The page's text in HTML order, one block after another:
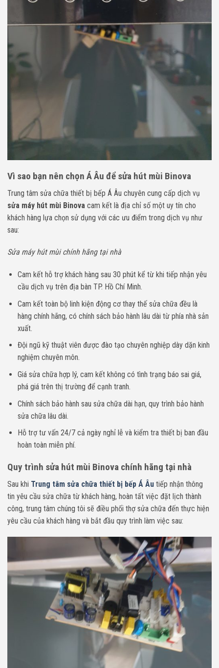
Vì sao bạn nên chọn Á Âu để sửa hút mùi Binova
Trung tâm sửa chữa thiết bị bếp Á Âu chuyên cung cấp dịch vụ
sửa máy hút mùi Binova cam kết là địa chỉ số một uy tín cho
khách hàng lựa chọn sử dụng với các ưu điểm trong dịch vụ như
sau:
Sửa máy hút mùi chính hãng tại nhà
Cam kết hỗ trợ khách hàng sau 30 phút kể từ khi tiếp nhận yêu
cầu dịch vụ trên địa bàn TP. Hồ Chí Minh.
Cam kết toàn bộ linh kiện động cơ thay thế sửa chữa đều là
hàng chính hãng, có chính sách bảo hành lâu dài từ phía nhà sản
xuất.
Đội ngũ kỹ thuật viên được đào tạo chuyên nghiệp dày dặn kinh
nghiệm chuyên môn.
Giá sửa chữa hợp lý, cam kết không có tình trạng báo sai giá,
phá giá trên thị trường để cạnh tranh.
Chính sách bảo hành sau sửa chữa dài hạn, quy trình bảo hành
sửa chữa lâu dài.
Hỗ trợ tư vấn 24/7 cả ngày nghỉ lễ và kiểm tra thiết bị ban đầu
hoàn toàn miễn phí.
Quy trình sửa hút mùi Binova chính hãng tại nhà
Sau khi Trung tâm sửa chữa thiết bị bếp Á Âu tiếp nhận thông
tin yêu cầu sửa chữa từ khách hàng, hoàn tất việc đặt lịch thành
công, trung tâm chúng tôi sẽ điều phối thợ sửa chữa đến thực hiện
yêu cầu của khách hàng và bắt đầu quy trình làm việc sau: